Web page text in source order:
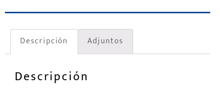
Descripción Adjuntos
Descripción